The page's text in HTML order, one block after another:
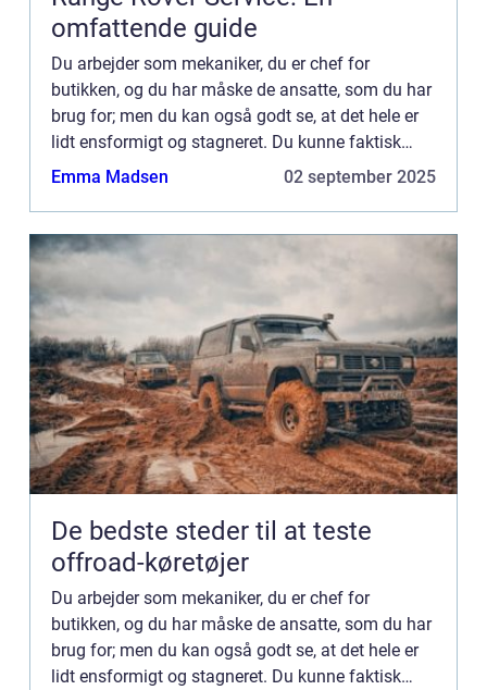
omfattende guide
Du arbejder som mekaniker, du er chef for
butikken, og du har måske de ansatte, som du har
brug for; men du kan også godt se, at det hele er
lidt ensformigt og stagneret. Du kunne faktisk
godt tænke dig en SoMe-medarbejder, må...
Emma Madsen 02 september 2025
De bedste steder til at teste
offroad-køretøjer
Du arbejder som mekaniker, du er chef for
butikken, og du har måske de ansatte, som du har
brug for; men du kan også godt se, at det hele er
lidt ensformigt og stagneret. Du kunne faktisk